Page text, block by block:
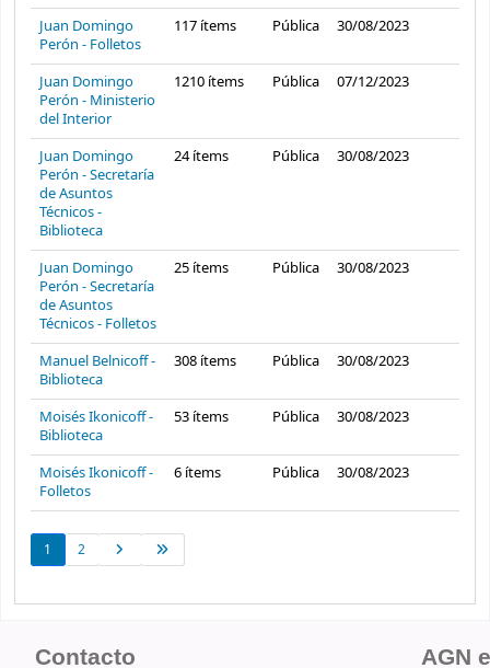
Juan Domingo
Perón - Folletos
117 ítems Pública 30/08/2023
Juan Domingo
Perón - Ministerio
del Interior
1210 ítems Pública 07/12/2023
Juan Domingo
Perón - Secretaría
de Asuntos
Técnicos -
Biblioteca
24ítems Pública 30/08/2023
Juan Domingo
Perón - Secretaría
de Asuntos
Técnicos - Folletos
25 ítems Pública 30/08/2023
Manuel Belnicoff -
Biblioteca
308 ítems Pública 30/08/2023
Moisés Ikonicoff -
Biblioteca
53 ítems Pública 30/08/2023
Moisés Ikonicoff -
Folletos
6 ítems Pública 30/08/2023
1 2
Contacto AGN